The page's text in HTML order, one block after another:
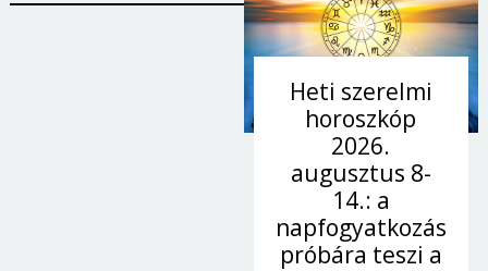
Heti szerelmi
horoszkóp
2026.
augusztus 8-
14.: a
napfogyatkozás
próbára teszi a